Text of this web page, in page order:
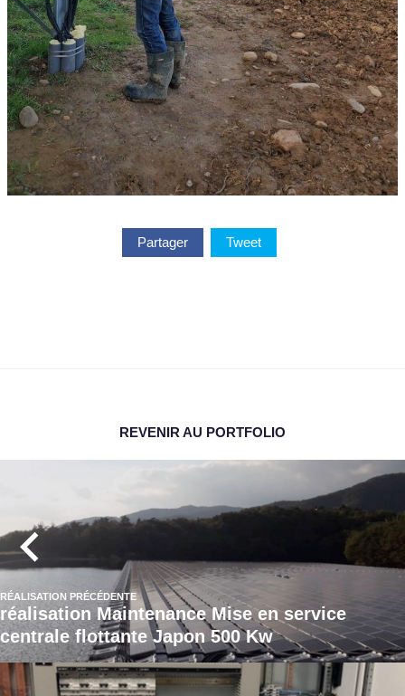
Partager Tweet
REVENIR AU PORTFOLIO
RÉALISATION PRÉCÉDENTE
réalisation Maintenance Mise en service
centrale flottante Japon 500 Kw